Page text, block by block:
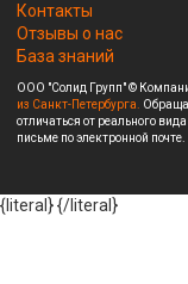
Контакты
Отзывы о нас
База знаний
ООО "Солид Групп" ©
из Санкт-Петербурга.
отличаться от реального
письме по электронной почте.
{literal}{/literal}